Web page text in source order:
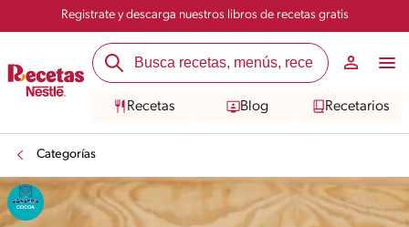
Registrate y descarga nuestros libros de recetas gratis
Recetas Blog Recetarios
Categorías